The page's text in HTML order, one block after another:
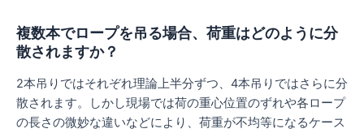
複数本でロープを吊る場合、荷重はどのように分
散されますか？
2本吊りではそれぞれ理論上半分ずつ、4本吊りではさらに分
散されます。しかし現場では荷の重心位置のずれや各ロープ
の長さの微妙な違いなどにより、荷重が不均等になるケース